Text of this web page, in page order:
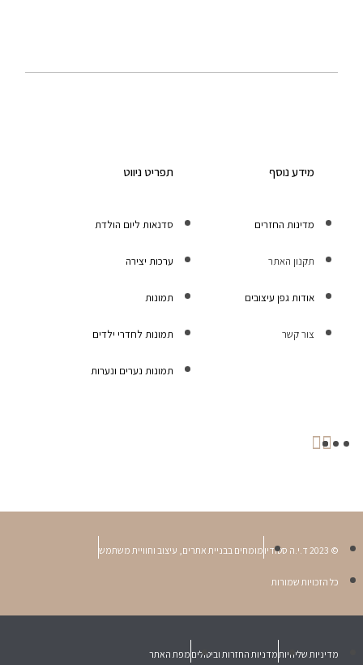
מידע נוסף
מדינות החזרים
תקנון האתר
אודות גפן עיצובים
צור קשר
תפריט ניווט
סדנאות ליום הולדת
ערכות יצירה
תמונות
תמונות לחדרי ילדים
תמונות נערים ונערות
© 2023 ד.י.ה סטודיו מומחים בבניית אתרים, עיצוב וחוויית משתמש
כל הזכויות שמורות
מדיניות שליחיות מדניות החזרות וביטולים מפת האתר